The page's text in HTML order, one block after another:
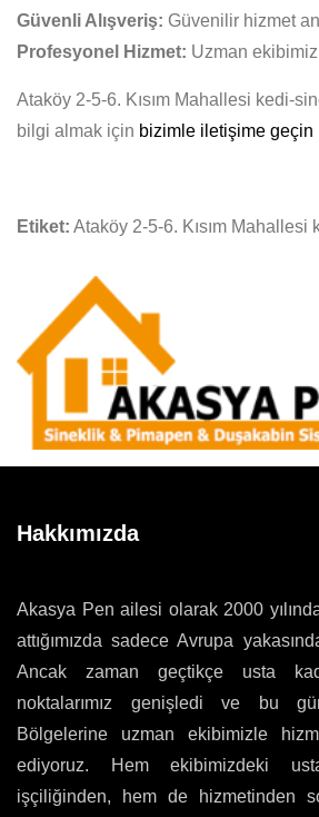
Güvenli Alışveriş: Güvenilir hizmet
Profesyonel Hizmet: Uzman
Ataköy 2-5-6. Kısım Mahallesi kedi-
bilgi almak için bizimle iletişime geçin
Etiket: Ataköy 2-5-6. Kısım
Hakkımızda
Akasya Pen ailesi olarak 2000
attığımızda sadece Avrupa
Ancak zaman geçtikçe usta
noktalarımız genişledi ve bu
Bölgelerine uzman ekibimizle
ediyoruz. Hem ekibimizdeki
işçiliğinden, hem de hizmetinden